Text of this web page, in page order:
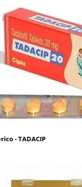
- TADACIP